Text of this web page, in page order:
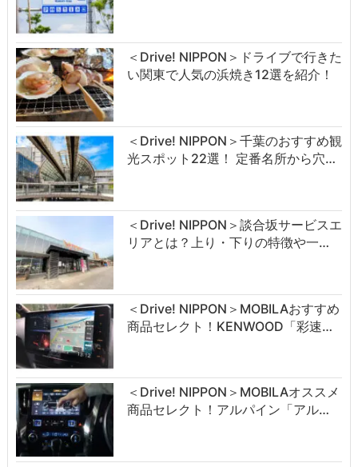
＜Drive! NIPPON＞ドライブで行きた
い関東で人気の浜焼き12選を紹介！
＜Drive! NIPPON＞千葉のおすすめ観
光スポット22選！ 定番名所から穴…
＜Drive! NIPPON＞談合坂サービスエ
リアとは？上り・下りの特徴や一…
＜Drive! NIPPON＞MOBILAおすすめ
商品セレクト！KENWOOD「彩速…
＜Drive! NIPPON＞MOBILAオススメ
商品セレクト！アルパイン「アル…